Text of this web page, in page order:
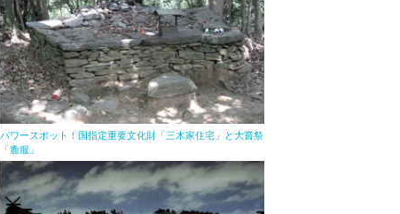
パワースポット！国指定重要文化財「三木家住宅」と大嘗祭
「麁服」